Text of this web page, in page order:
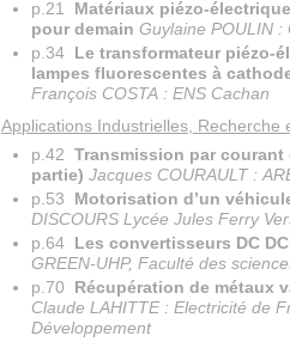
p.21 Matériaux piézo-
pour demain Guylaine POULIN :
p.34 Le transformateur piézo-
lampes fluorescentes à
François COSTA : ENS Cachan
Applications Industrielles, Recherche
p.42 Transmission par
partie) Jacques COURAULT :
p.53 Motorisation d’un
DISCOURS Lycée Jules Ferry
p.64 Les convertisseurs DC
GREEN-UHP, Faculté des
p.70 Récupération de métaux
Claude LAHITTE : Electricité de
Développement